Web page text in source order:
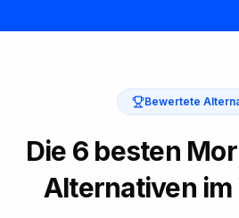
Bewertete
Die 6 besten
Alternativen im